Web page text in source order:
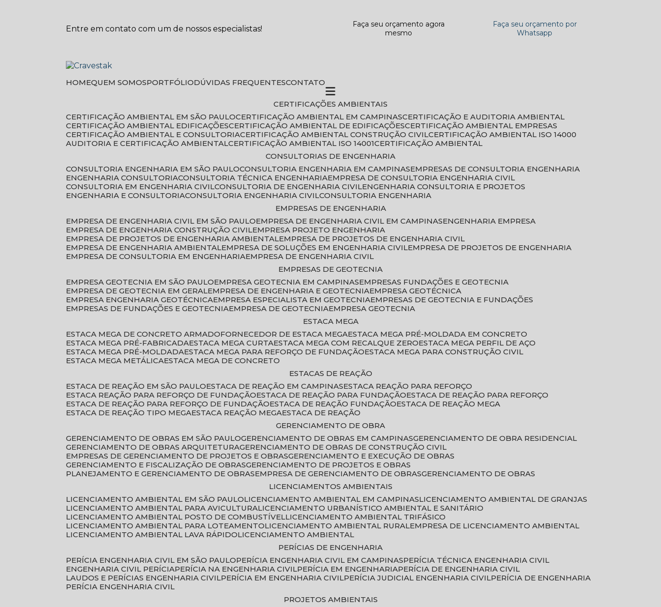
Entre em contato com um de nossos especialistas!
Faça seu orçamento agora
mesmo
Faça seu orçamento por
Whatsapp
HOME QUEM SOMOS PORTFÓLIO DÚVIDAS FREQUENTES CONTATO
CERTIFICAÇÕES AMBIENTAIS
CERTIFICAÇÃO AMBIENTAL EM SÃO PAULO
CERTIFICAÇÃO AMBIENTAL EM CAMPINAS
CERTIFICAÇÃO E AUDITORIA AMBIENTAL
CERTIFICAÇÃO AMBIENTAL EDIFICAÇÕES
CERTIFICAÇÃO AMBIENTAL DE EDIFICAÇÕES
CERTIFICAÇÃO AMBIENTAL EMPRESAS
CERTIFICAÇÃO AMBIENTAL E CONSULTORIA
CERTIFICAÇÃO AMBIENTAL CONSTRUÇÃO CIVIL
CERTIFICAÇÃO AMBIENTAL ISO 14000
AUDITORIA E CERTIFICAÇÃO AMBIENTAL
CERTIFICAÇÃO AMBIENTAL ISO 14001
CERTIFICAÇÃO AMBIENTAL
CONSULTORIAS DE ENGENHARIA
CONSULTORIA ENGENHARIA EM SÃO PAULO CONSULTORIA ENGENHARIA EM CAMPINAS
EMPRESAS DE CONSULTORIA ENGENHARIA
ENGENHARIA CONSULTORIA CONSULTORIA TÉCNICA ENGENHARIA EMPRESA DE CONSULTORIA ENGENHARIA CIVIL
CONSULTORIA EM ENGENHARIA CIVIL CONSULTORIA DE ENGENHARIA CIVIL ENGENHARIA CONSULTORIA E PROJETOS
ENGENHARIA E CONSULTORIA CONSULTORIA ENGENHARIA CIVIL CONSULTORIA ENGENHARIA
EMPRESAS DE ENGENHARIA
EMPRESA DE ENGENHARIA CIVIL EM SÃO PAULO
EMPRESA DE ENGENHARIA CIVIL EM CAMPINAS
ENGENHARIA EMPRESA
EMPRESA DE ENGENHARIA CONSTRUÇÃO CIVIL EMPRESA PROJETO ENGENHARIA
EMPRESA DE PROJETOS DE ENGENHARIA AMBIENTAL EMPRESA DE PROJETOS DE ENGENHARIA CIVIL
EMPRESA DE ENGENHARIA AMBIENTAL EMPRESA DE SOLUÇÕES EM ENGENHARIA CIVIL EMPRESA DE PROJETOS DE ENGENHARIA
EMPRESA DE CONSULTORIA EM ENGENHARIA EMPRESA DE ENGENHARIA CIVIL
EMPRESAS DE GEOTECNIA
EMPRESA GEOTECNIA EM SÃO PAULO
EMPRESA GEOTECNIA EM CAMPINAS
EMPRESAS FUNDAÇÕES E GEOTECNIA
EMPRESA DE GEOTECNIA EM GERAL EMPRESA DE ENGENHARIA E GEOTECNIA EMPRESA GEOTÉCNICA
EMPRESA ENGENHARIA GEOTÉCNICA EMPRESA ESPECIALISTA EM GEOTECNIA EMPRESAS DE GEOTECNIA E FUNDAÇÕES
EMPRESAS DE FUNDAÇÕES E GEOTECNIA EMPRESA DE GEOTECNIA EMPRESA GEOTECNIA
ESTACA MEGA
ESTACA MEGA DE CONCRETO ARMADO
FORNECEDOR DE ESTACA MEGA ESTACA MEGA PRÉ-MOLDADA EM CONCRETO
ESTACA MEGA PRÉ-FABRICADA ESTACA MEGA CURTA ESTACA MEGA COM RECALQUE ZERO
ESTACA MEGA PERFIL DE AÇO
ESTACA MEGA PRÉ-MOLDADA ESTACA MEGA PARA REFORÇO DE FUNDAÇÃO
ESTACA MEGA PARA CONSTRUÇÃO CIVIL
ESTACA MEGA METÁLICA ESTACA MEGA DE CONCRETO
ESTACAS DE REAÇÃO
ESTACA DE REAÇÃO EM SÃO PAULO
ESTACA DE REAÇÃO EM CAMPINAS
ESTACA REAÇÃO PARA REFORÇO
ESTACA REAÇÃO PARA REFORÇO DE FUNDAÇÃO
ESTACA DE REAÇÃO PARA FUNDAÇÃO
ESTACA DE REAÇÃO PARA REFORÇO
ESTACA DE REAÇÃO PARA REFORÇO DE FUNDAÇÃO
ESTACA DE REAÇÃO FUNDAÇÃO
ESTACA DE REAÇÃO MEGA
ESTACA DE REAÇÃO TIPO MEGA ESTACA REAÇÃO MEGA ESTACA DE REAÇÃO
GERENCIAMENTO DE OBRA
GERENCIAMENTO DE OBRAS EM SÃO PAULO
GERENCIAMENTO DE OBRAS EM CAMPINAS
GERENCIAMENTO DE OBRA RESIDENCIAL
GERENCIAMENTO DE OBRAS ARQUITETURA
GERENCIAMENTO DE OBRAS DE CONSTRUÇÃO CIVIL
EMPRESAS DE GERENCIAMENTO DE PROJETOS E OBRAS
GERENCIAMENTO E EXECUÇÃO DE OBRAS
GERENCIAMENTO E FISCALIZAÇÃO DE OBRAS
GERENCIAMENTO DE PROJETOS E OBRAS
PLANEJAMENTO E GERENCIAMENTO DE OBRAS
EMPRESA DE GERENCIAMENTO DE OBRAS
GERENCIAMENTO DE OBRAS
LICENCIAMENTOS AMBIENTAIS
LICENCIAMENTO AMBIENTAL EM SÃO PAULO LICENCIAMENTO AMBIENTAL EM CAMPINAS LICENCIAMENTO AMBIENTAL DE GRANJAS
LICENCIAMENTO AMBIENTAL PARA AVICULTURA LICENCIAMENTO URBANÍSTICO AMBIENTAL E SANITÁRIO
LICENCIAMENTO AMBIENTAL POSTO DE COMBUSTÍVEL LICENCIAMENTO AMBIENTAL TRIFÁSICO
LICENCIAMENTO AMBIENTAL PARA LOTEAMENTO LICENCIAMENTO AMBIENTAL RURAL EMPRESA DE LICENCIAMENTO AMBIENTAL
LICENCIAMENTO AMBIENTAL LAVA RÁPIDO LICENCIAMENTO AMBIENTAL
PERÍCIAS DE ENGENHARIA
PERÍCIA ENGENHARIA CIVIL EM SÃO PAULO
PERÍCIA ENGENHARIA CIVIL EM CAMPINAS
PERÍCIA TÉCNICA ENGENHARIA CIVIL
ENGENHARIA CIVIL PERÍCIA
PERÍCIA NA ENGENHARIA CIVIL PERÍCIA EM ENGENHARIA
PERÍCIA DE ENGENHARIA CIVIL
LAUDOS E PERÍCIAS ENGENHARIA CIVIL
PERÍCIA EM ENGENHARIA CIVIL PERÍCIA JUDICIAL ENGENHARIA CIVIL
PERÍCIA DE ENGENHARIA
PERÍCIA ENGENHARIA CIVIL
PROJETOS AMBIENTAIS